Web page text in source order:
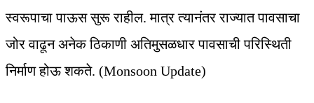
स्वरूपाचा पाऊस सुरू राहील. मात्र त्यानंतर राज्यात पावसाचा
जोर वाढून अनेक ठिकाणी अतिमुसळधार पावसाची परिस्थिती
निर्माण होऊ शकते. (Monsoon Update)